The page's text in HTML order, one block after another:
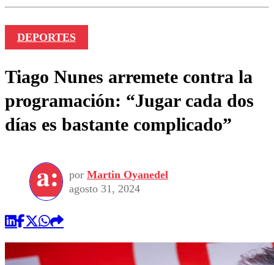
DEPORTES
Tiago Nunes arremete contra la
programación: “Jugar cada dos
días es bastante complicado”
por Martin Oyanedel
agosto 31, 2024